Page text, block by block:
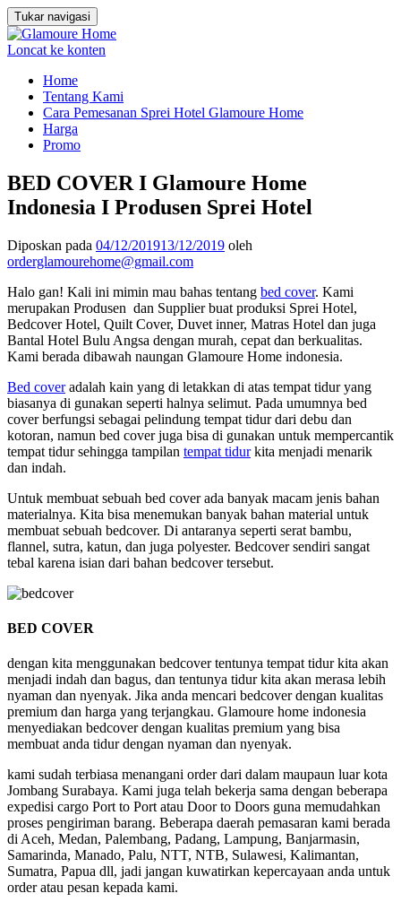
Tukar navigasi
Loncat ke konten
Home
Tentang Kami
Cara Pemesanan Sprei Hotel Glamoure Home
Harga
Promo
BED COVER I Glamoure Home
Indonesia I Produsen Sprei Hotel
Diposkan pada 04/12/201913/12/2019 oleh
orderglamourehome@gmail.com
Halo gan! Kali ini mimin mau bahas tentang bed cover. Kami
merupakan Produsen dan Supplier buat produksi Sprei Hotel,
Bedcover Hotel, Quilt Cover, Duvet inner, Matras Hotel dan juga
Bantal Hotel Bulu Angsa dengan murah, cepat dan berkualitas.
Kami berada dibawah naungan Glamoure Home indonesia.
Bed coveradalah kain yang di letakkan di atas tempat tidur yang
biasanya di gunakan seperti halnya selimut. Pada umumnya bed
cover berfungsi sebagai pelindung tempat tidur dari debu dan
kotoran, namun bed cover juga bisa di gunakan untuk mempercantik
tempat tidur sehingga tampilan tempat tidurkita menjadi menarik
dan indah.
Untuk membuat sebuah bed cover ada banyak macam jenis bahan
materialnya. Kita bisa menemukan banyak bahan material untuk
membuat sebuah bedcover. Di antaranya seperti serat bambu,
flannel, sutra, katun, dan juga polyester. Bedcover sendiri sangat
tebal karena isian dari bahan bedcover tersebut.
BED COVER
dengan kita menggunakan bedcover tentunya tempat tidur kita akan
menjadi indah dan bagus, dan tentunya tidur kita akan merasa lebih
nyaman dan nyenyak. Jika anda mencari bedcover dengan kualitas
premium dan harga yang terjangkau. Glamoure home indonesia
menyediakan bedcover dengan kualitas premium yang bisa
membuat anda tidur dengan nyaman dan nyenyak.
kami sudah terbiasa menangani order dari dalam maupaun luar kota
Jombang Surabaya. Kami juga telah bekerja sama dengan beberapa
expedisi cargo Port to Port atau Door to Doors guna memudahkan
proses pengiriman barang. Beberapa daerah pemasaran kami berada
di Aceh, Medan, Palembang, Padang, Lampung, Banjarmasin,
Samarinda, Manado, Palu, NTT, NTB, Sulawesi, Kalimantan,
Sumatra, Papua dll, jadi jangan kuwatirkan kepercayaan anda untuk
order atau pesan kepada kami.